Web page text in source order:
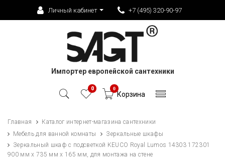
Личный кабинет +7 (495) 320-90-97
Импортер европейской сантехники
0 0
Корзина
Главная
Каталог интернет-магазина сантехники
Мебель для ванной комнаты
Зеркальные шкафы
Зеркальный шкаф с подсветкой KEUCO Royal Lumos 14303 172301
900 мм x 735 мм х 165 мм, для монтажа на стене